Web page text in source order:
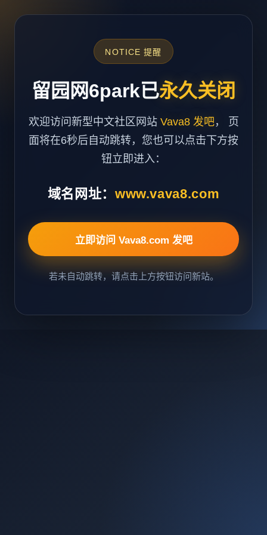
NOTICE 提醒
留园网6park已永久关闭
欢迎访问新型中文社区网站 Vava8 发吧， 页
面将在6秒后自动跳转，您也可以点击下方按
钮立即进入：
域名网址： www.vava8.com
立即访问 Vava8.com 发吧
若未自动跳转，请点击上方按钮访问新站。